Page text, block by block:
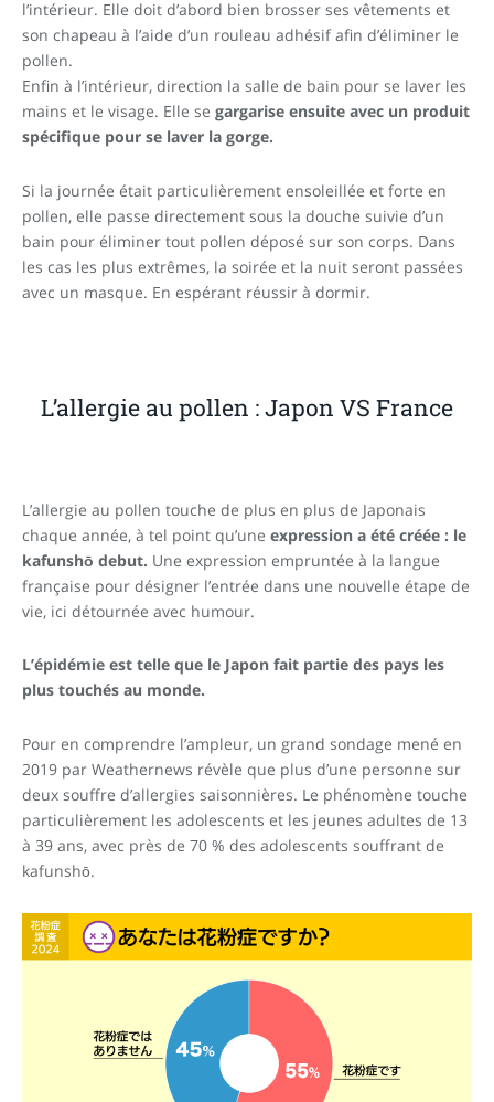
l’intérieur. Elle doit d’abord bien brosser ses vêtements et
son chapeau à l’aide d’un rouleau adhésif afin d’éliminer le
pollen.
Enfin à l’intérieur, direction la salle de bain pour se laver les
mains et le visage. Elle se gargarise ensuite avec un produit
spécifique pour se laver la gorge.
Si la journée était particulièrement ensoleillée et forte en
pollen, elle passe directement sous la douche suivie d’un
bain pour éliminer tout pollen déposé sur son corps. Dans
les cas les plus extrêmes, la soirée et la nuit seront passées
avec un masque. En espérant réussir à dormir.
L’allergie au pollen : Japon VS France
L’allergie au pollen touche de plus en plus de Japonais
chaque année, à tel point qu’une expression a été créée : le
kafunshō debut. Une expression empruntée à la langue
française pour désigner l’entrée dans une nouvelle étape de
vie, ici détournée avec humour.
L’épidémie est telle que le Japon fait partie des pays les
plus touchés au monde.
Pour en comprendre l’ampleur, un grand sondage mené en
2019 par Weathernews révèle que plus d’une personne sur
deux souffre d’allergies saisonnières. Le phénomène touche
particulièrement les adolescents et les jeunes adultes de 13
à 39 ans, avec près de 70 % des adolescents souffrant de
kafunshō.